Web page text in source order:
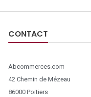
CONTACT
Abcommerces.com
42 Chemin de Mézeau
86000 Poitiers